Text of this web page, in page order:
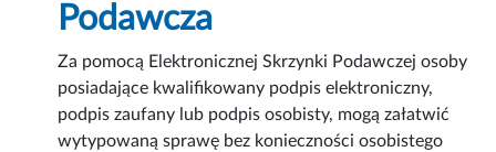
Podawcza
Za pomocą Elektronicznej Skrzynki Podawczej osoby
posiadające kwalifikowany podpis elektroniczny,
podpis zaufany lub podpis osobisty, mogą załatwić
wytypowaną sprawę bez konieczności osobistego